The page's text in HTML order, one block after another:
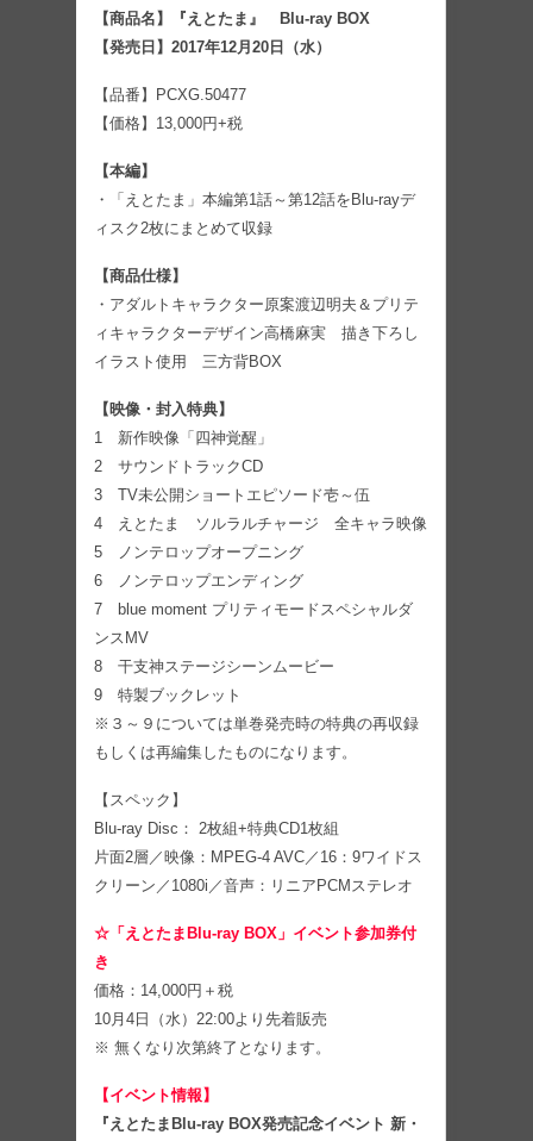
【商品名】『えとたま』 Blu-ray BOX
【発売日】2017年12月20日（水）
【品番】PCXG.50477
【価格】13,000円+税
【本編】
・「えとたま」本編第1話～第12話をBlu-rayデ
ィスク2枚にまとめて収録
【商品仕様】
・アダルトキャラクター原案渡辺明夫＆プリテ
ィキャラクターデザイン高橋麻実 描き下ろし
イラスト使用 三方背BOX
【映像・封入特典】
1 新作映像「四神覚醒」
2 サウンドトラックCD
3 TV未公開ショートエピソード壱～伍
4 えとたま ソルラルチャージ 全キャラ映像
5 ノンテロップオープニング
6 ノンテロップエンディング
7 blue moment プリティモードスペシャルダ
ンスMV
8 干支神ステージシーンムービー
9 特製ブックレット
※３～９については単巻発売時の特典の再収録
もしくは再編集したものになります。
【スペック】
Blu-ray Disc： 2枚組+特典CD1枚組
片面2層／映像：MPEG-4 AVC／16：9ワイドス
クリーン／1080i／音声：リニアPCMステレオ
☆「えとたまBlu-ray BOX」イベント参加券付
き
価格：14,000円＋税
10月4日（水）22:00より先着販売
※ 無くなり次第終了となります。
【イベント情報】
『えとたまBlu-ray BOX発売記念イベント 新・